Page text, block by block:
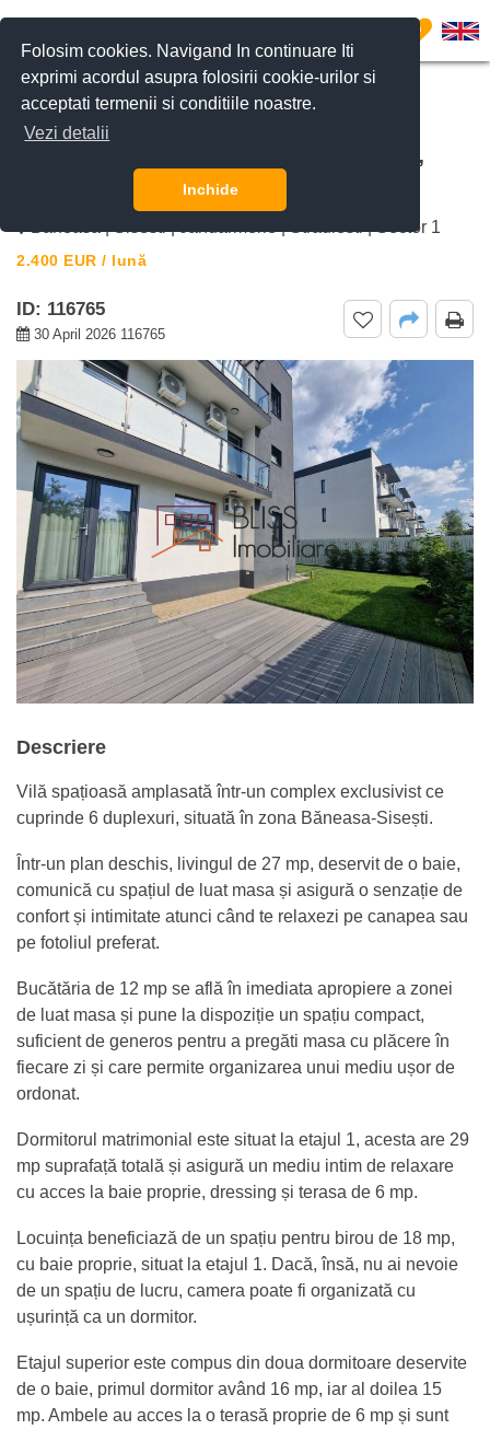
Folosim cookies. Navigand In continuare Iti
exprimi acordul asupra folosirii cookie-urilor si
acceptati termenii si conditiile noastre.
Vezi detalii
Inchide
0
De inchiriat vila 5 camere Sisești 75,
Sisesti, Bucuresti
Baneasa | Sisesti | Jandarmerie | Straulesti | Sector 1
2.400 EUR / lună
ID: 116765
30 April 2026 116765
Descriere
Vilă spațioasă amplasată într-un complex exclusivist ce
cuprinde 6 duplexuri, situată în zona Băneasa-Sisești.
Într-un plan deschis, livingul de 27 mp, deservit de o baie,
comunică cu spațiul de luat masa și asigură o senzație de
confort și intimitate atunci când te relaxezi pe canapea sau
pe fotoliul preferat.
Bucătăria de 12 mp se află în imediata apropiere a zonei
de luat masa și pune la dispoziție un spațiu compact,
suficient de generos pentru a pregăti masa cu plăcere în
fiecare zi și care permite organizarea unui mediu ușor de
ordonat.
Dormitorul matrimonial este situat la etajul 1, acesta are 29
mp suprafață totală și asigură un mediu intim de relaxare
cu acces la baie proprie, dressing și terasa de 6 mp.
Locuința beneficiază de un spațiu pentru birou de 18 mp,
cu baie proprie, situat la etajul 1. Dacă, însă, nu ai nevoie
de un spațiu de lucru, camera poate fi organizată cu
ușurință ca un dormitor.
Etajul superior este compus din doua dormitoare deservite
de o baie, primul dormitor având 16 mp, iar al doilea 15
mp. Ambele au acces la o terasă proprie de 6 mp și sunt
CERE DETALII SUNĂ-NE